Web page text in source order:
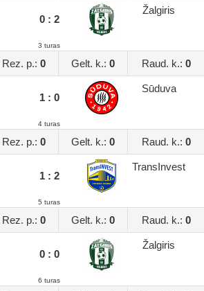
0 : 2
Žalgiris
3 turas
Rez. p.: 0 Gelt. k.: 0 Raud. k.: 0
1 : 0
Sūduva
4 turas
Rez. p.: 0 Gelt. k.: 0 Raud. k.: 0
1 : 2
TransInvest
5 turas
Rez. p.: 0 Gelt. k.: 0 Raud. k.: 0
0 : 0
Žalgiris
6 turas